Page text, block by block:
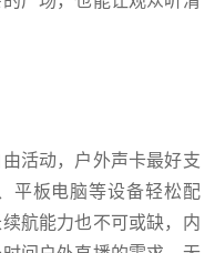
活动，户外声卡最好支
平板电脑等设备轻松配
航能力也不可或缺，内